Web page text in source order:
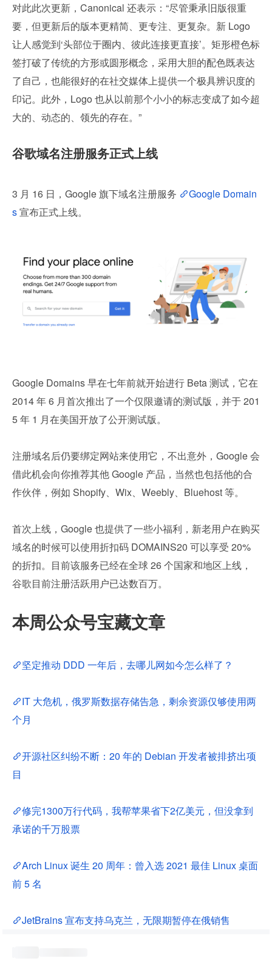
对此此次更新，Canonical 还表示：“尽管秉承旧版很重
要，但更新后的版本更精简、更专注、更复杂。新 Logo
让人感觉到‘头部位于圈内、彼此连接更直接’。矩形橙色标
签打破了传统的方形或圆形概念，采用大胆的配色既表达
了自己，也能很好的在社交媒体上提供一个极具辨识度的
印记。此外，Logo 也从以前那个小小的标志变成了如今超
大的、动态的、领先的存在。”
谷歌域名注册服务正式上线
3 月 16 日，Google 旗下域名注册服务
Google Domain
s 宣布正式上线。
Google Domains 早在七年前就开始进行 Beta 测试，它在
2014 年 6 月首次推出了一个仅限邀请的测试版，并于 201
5 年 1 月在美国开放了公开测试版。
注册域名后仍要绑定网站来使用它，不出意外，Google 会
借此机会向你推荐其他 Google 产品，当然也包括他的合
作伙伴，例如 Shopify、Wix、Weebly、Bluehost 等。
首次上线，Google 也提供了一些小福利，新老用户在购买
域名的时候可以使用折扣码 DOMAINS20 可以享受 20%
的折扣。目前该服务已经在全球 26 个国家和地区上线，
谷歌目前注册活跃用户已达数百万。
本周公众号宝藏文章
坚定推动 DDD 一年后，去哪儿网如今怎么样了？
IT 大危机，俄罗斯数据存储告急，剩余资源仅够使用两
个月
开源社区纠纷不断：20 年的 Debian 开发者被排挤出项
目
修完1300万行代码，我帮苹果省下2亿美元，但没拿到
承诺的千万股票
Arch Linux 诞生 20 周年：曾入选 2021 最佳 Linux 桌面
前 5 名
JetBrains 宣布支持乌克兰，无限期暂停在俄销售